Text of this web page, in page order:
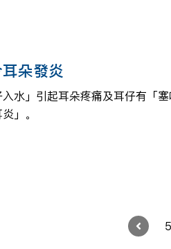
朵發炎
水」引起耳朵疼痛及耳仔有「
」。
5